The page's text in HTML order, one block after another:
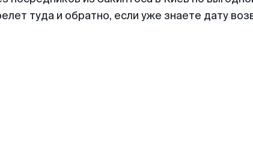
туда и обратно, если уже знаете дату